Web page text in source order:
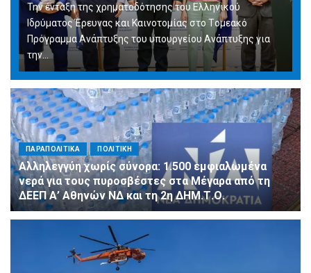
Την ένταξη της χρηματοδότησης του Ελληνικού
Ιδρύματος Έρευνας και Καινοτομίας στο Tομεακό
Πρόγραμμα Ανάπτυξης του υπουργείου Ανάπτυξης για
την…
ΠΑΡΑΠΟΛΙΤΙΚΑ ΠΟΛΙΤΙΚΗ
Αλληλεγγύη χωρίς σύνορα: 1.500 εμφιαλωμένα
νερά για τους πυροσβέστες στα Μέγαρα από τη
ΔΕΕΠ Α’ Αθηνών ΝΔ και τη 2η ΔΗΜ.Τ.Ο.